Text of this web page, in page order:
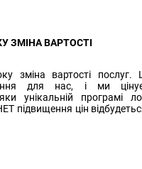
ЗМІНА ВАРТОСТІ
зміна вартості послуг.
для нас, і ми
унікальній програмі
підвищення цін